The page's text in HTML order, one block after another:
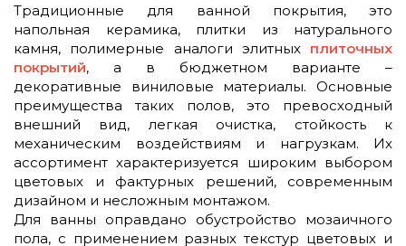
Традиционные для ванной покрытия, это
напольная керамика, плитки из натурального
камня, полимерные аналоги элитных плиточных
покрытий, а в бюджетном варианте –
декоративные виниловые материалы. Основные
преимущества таких полов, это превосходный
внешний вид, легкая очистка, стойкость к
механическим воздействиям и нагрузкам. Их
ассортимент характеризуется широким выбором
цветовых и фактурных решений, современным
дизайном и несложным монтажом.
Для ванны оправдано обустройство мозаичного
пола, с применением разных текстур цветовых и